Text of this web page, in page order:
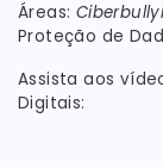
Áreas:
Proteção de
Assista aos
Digitais: